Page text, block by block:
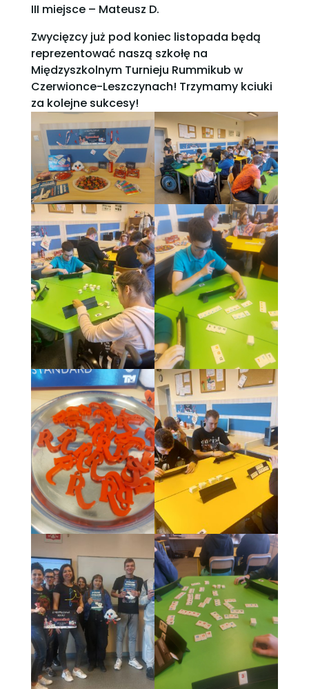
III miejsce – Mateusz D.
Zwycięzcy już pod koniec listopada będą
reprezentować naszą szkołę na
Międzyszkolnym Turnieju Rummikub w
Czerwionce-Leszczynach! Trzymamy kciuki
za kolejne sukcesy!